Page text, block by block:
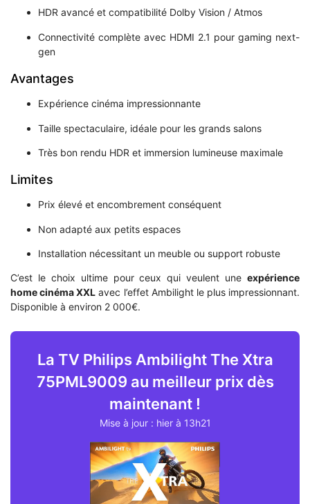
HDR avancé et compatibilité Dolby Vision / Atmos
Connectivité complète avec HDMI 2.1 pour gaming next-
gen
Avantages
Expérience cinéma impressionnante
Taille spectaculaire, idéale pour les grands salons
Très bon rendu HDR et immersion lumineuse maximale
Limites
Prix élevé et encombrement conséquent
Non adapté aux petits espaces
Installation nécessitant un meuble ou support robuste
C’est le choix ultime pour ceux qui veulent une expérience
home cinéma XXL avec l’effet Ambilight le plus impressionnant.
Disponible à environ 2 000€.
La TV Philips Ambilight The Xtra
75PML9009 au meilleur prix dès
maintenant !
Mise à jour : hier à 13h21